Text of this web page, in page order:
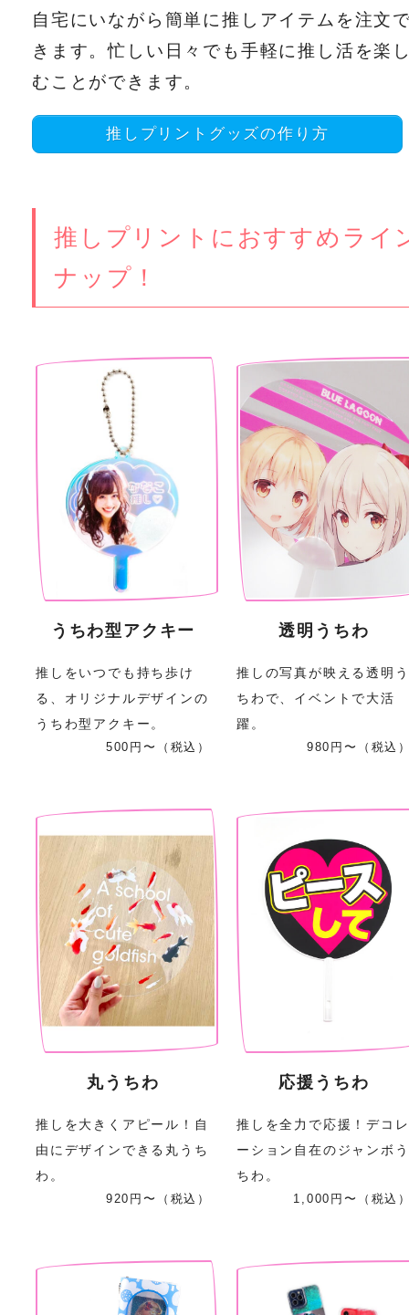
自宅にいながら簡単に推しアイテムを注文
きます。忙しい日々でも手軽に推し活を楽
むことができます。
推しプリントグッズの作り方
推しプリントにおすすめライ
ナップ！
うちわ型アクキー
推しをいつでも持ち歩け
る、オリジナルデザインの
うちわ型アクキー。
500円〜（税込）
透明うちわ
推しの写真が映える透明う
ちわで、イベントで大活
躍。
980円〜（税込
丸うちわ
推しを大きくアピール！自
由にデザインできる丸うち
わ。
920円〜（税込）
応援うちわ
推しを全力で応援！デコレ
ーション自在のジャンボう
ちわ。
1,000円〜（税込